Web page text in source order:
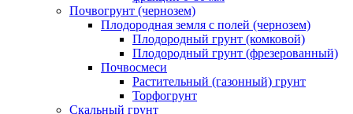
Почвогрунт (чернозем)
Плодородная земля с полей (чернозем)
Плодородный грунт (комковой)
Плодородный грунт (фрезерованный)
Почвосмеси
Растительный (газонный) грунт
Торфогрунт
Скальный грунт